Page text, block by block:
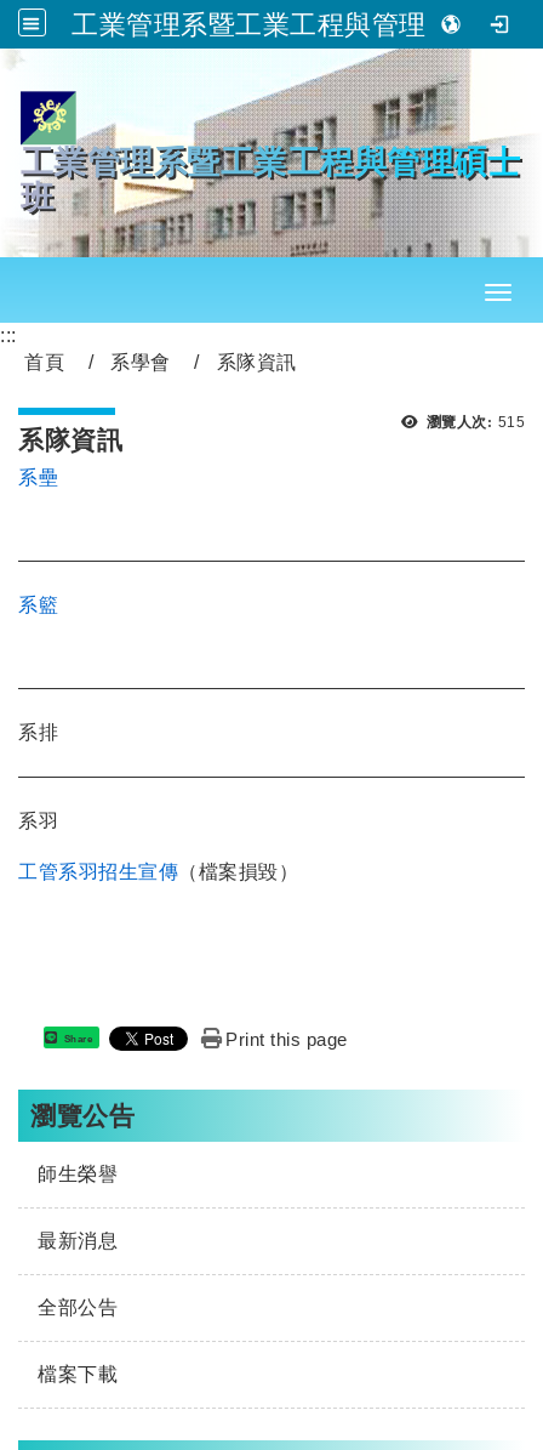
工業管理系暨工業工程與管理碩士班
跳到主要內容
工業管理系暨工業工程與管理碩士
班
:::
首頁
系學會 系隊資訊
瀏覽人次: 瀏覽
515
系隊資訊
系壘
系籃
系排
系羽
工管系羽招生宣傳 （檔案損毀）
Share Print this page
瀏覽公告
師生榮譽
最新消息
全部公告
檔案下載